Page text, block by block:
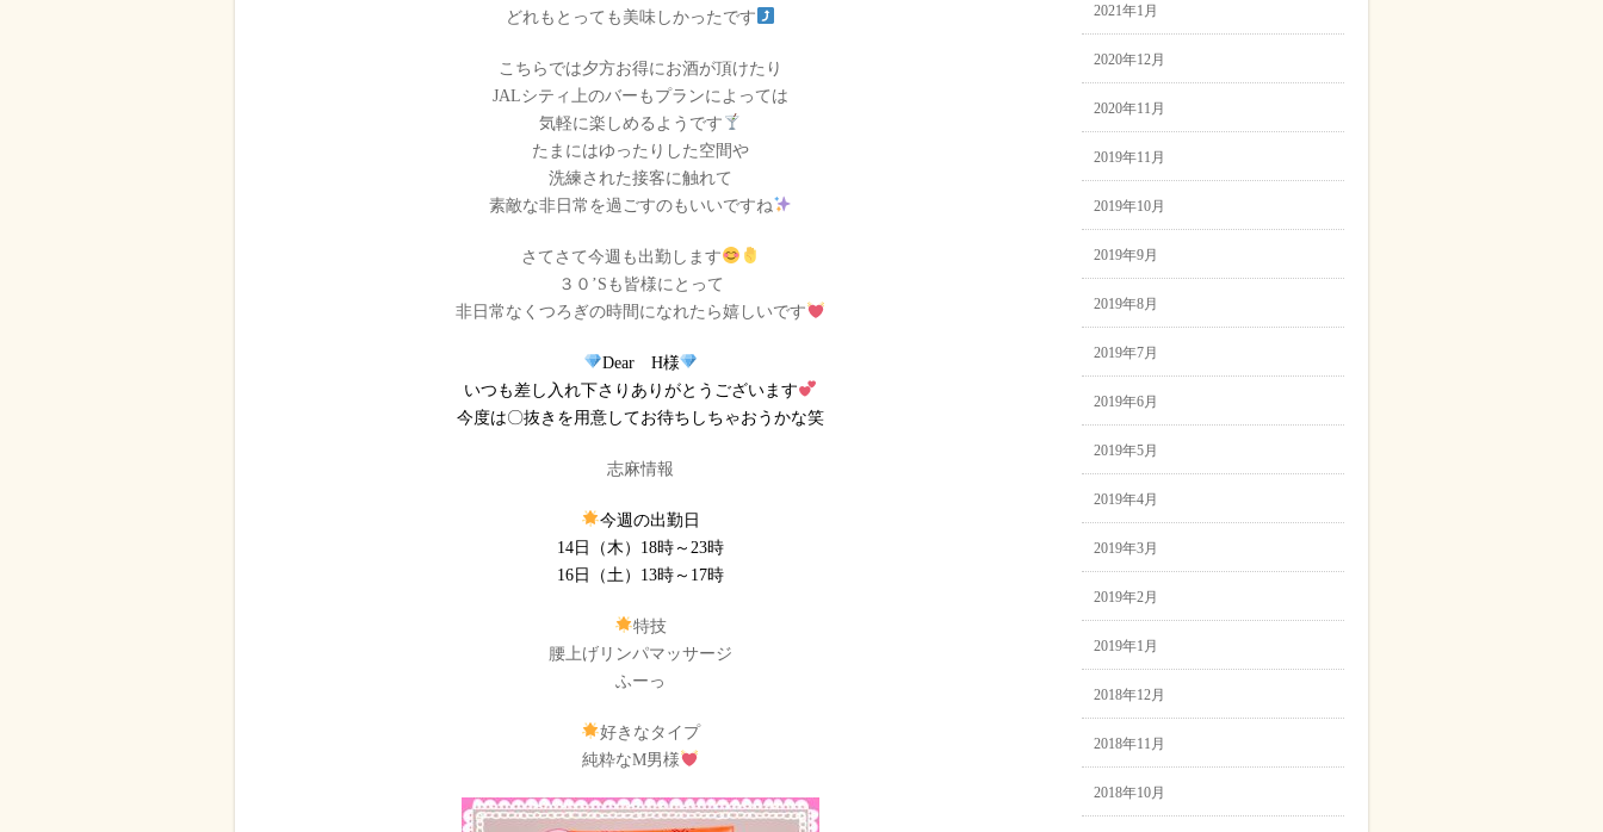
どれもとっても美味しかったです
こちらでは夕方お得にお酒が頂けたり
JALシティ上のバーもプランによっては
気軽に楽しめるようです
たまにはゆったりした空間や
洗練された接客に触れて
素敵な非日常を過ごすのもいいですね
さてさて今週も出勤します
３０’Sも皆様にとって
非日常なくつろぎの時間になれたら嬉しいです
Dear H様
いつも差し入れ下さりありがとうございます
今度は〇抜きを用意してお待ちしちゃおうかな笑
志麻情報
今週の出勤日
14日（木）18時～23時
16日（土）13時～17時
特技
腰上げリンパマッサージ
ふーっ
好きなタイプ
純粋なM男様
2021年1月
2020年12月
2020年11月
2019年11月
2019年10月
2019年9月
2019年8月
2019年7月
2019年6月
2019年5月
2019年4月
2019年3月
2019年2月
2019年1月
2018年12月
2018年11月
2018年10月